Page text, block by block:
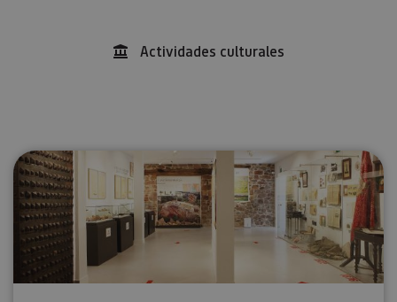
Actividades culturales